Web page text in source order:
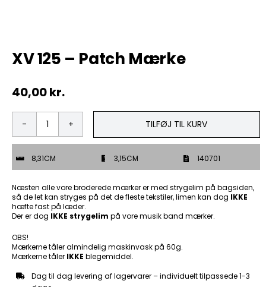
ØL & Spiritus
Andre Mærker
Tøj & Andre Varer
XV 125 – Patch Mærke
40,00kr.
XV
125
Patch
Mærke
antal
TILFØJ TIL KURV
8,31CM 3,15CM 140701
Næsten alle vore broderede mærker er med strygelim på bagsiden,
så de let kan stryges på det de fleste tekstiler, limen kan dog IKKE
hæfte fast på læder.
Der er dog IKKE strygelim på vore musik band mærker.
OBS!
Mærkerne tåler almindelig maskinvask på 60g.
Mærkerne tåler IKKE blegemiddel.
Dag til dag levering af lagervarer – individuelt tilpassede 1-3